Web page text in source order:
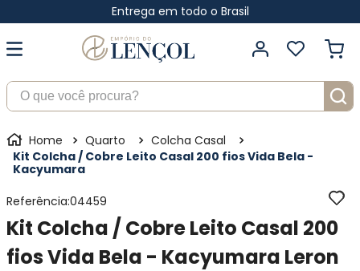
Entrega em todo o Brasil
O que você procura?
Quarto
Colcha Casal
Kit Colcha / Cobre Leito Casal 200 fios Vida Bela -
Kacyumara
Referência:04459
Kit Colcha / Cobre Leito Casal 200
fios Vida Bela - Kacyumara Leron